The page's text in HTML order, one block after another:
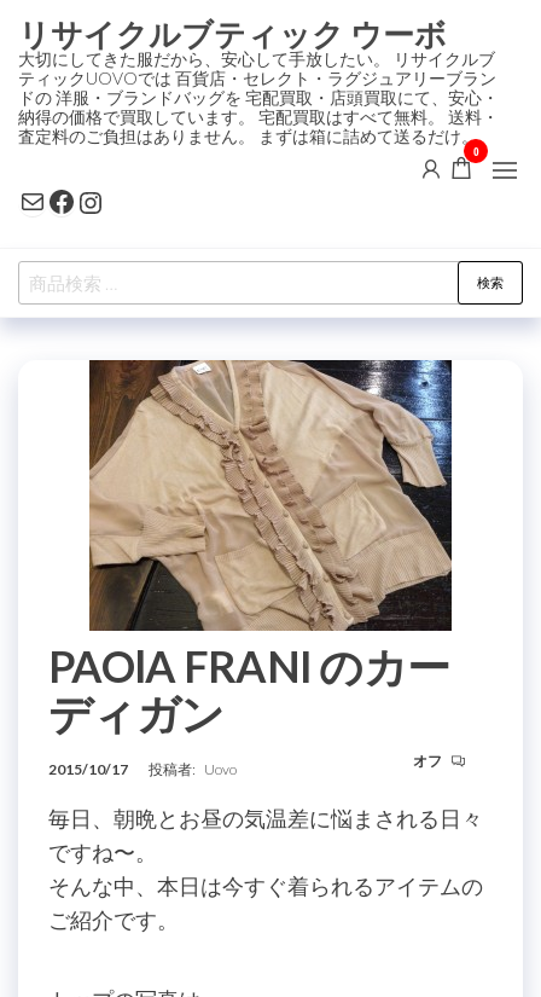
ン
テ
ン
ツ
プ
リサイクルブティック ウーボ
大切にしてきた服だから、安心して手放したい。 リサイクルブ
ティックUOVOでは 百貨店・セレクト・ラグジュアリーブラン
ドの 洋服・ブランドバッグを 宅配買取・店頭買取にて、安心・
納得の価格で買取しています。 宅配買取はすべて無料。 送料・
査定料のご負担はありません。 まずは箱に詰めて送るだけ。
MailFacebook
Instagram
0
検
索
検索
PAOlA FRANI のカー
ディガン
2015/10/17 投稿者: Uovo オフ
毎日、朝晩とお昼の気温差に悩まされる日々
ですね〜。
そんな中、本日は今すぐ着られるアイテムの
ご紹介です。